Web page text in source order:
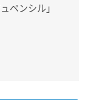
ペンシル」